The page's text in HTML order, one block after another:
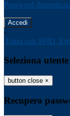
Password
-
Entra con SPID
Seleziona utente
button close ×
Recupero